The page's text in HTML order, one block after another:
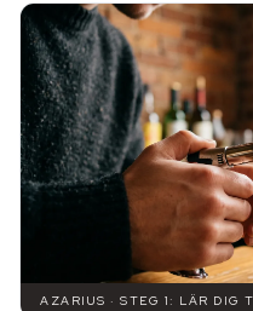
AZARIUS · STEG 1: LÄR DIG